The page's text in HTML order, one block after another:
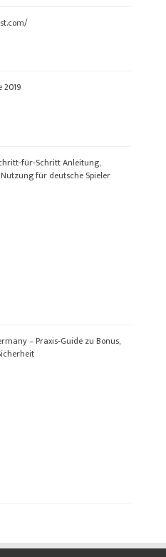
2019
Anleitung,
für deutsche Spieler
– Praxis‑Guide zu Bonus,